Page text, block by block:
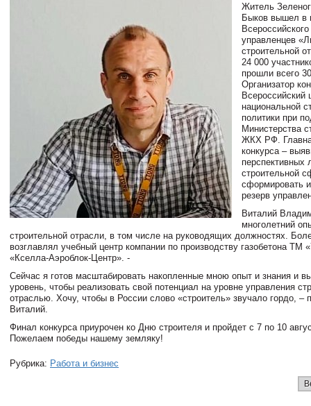
Житель
Быков вышел
управленцев
строительной
24 000
прошли всего
Организатор
Всероссийский
национальной
политики при
Министерства
ЖКХ РФ.
конкурса –
перспективных
строительной
сформировать
резерв
Виталий
многолетний
строительной отрасли, в том числе на руководящих должностях.
возглавлял учебный центр компании по производству газобетона ТМ «
«Кселла-Аэроблок-Центр». -
Сейчас я готов масштабировать накопленные мною опыт и знания и
уровень, чтобы реализовать свой потенциал на уровне управления
отраслью. Хочу, чтобы в России слово «строитель» звучало гордо, –
Виталий.
Финал конкурса приурочен ко Дню строителя и пройдет с 7 по 10
Пожелаем победы нашему земляку!
Рубрика: Работа и бизнес